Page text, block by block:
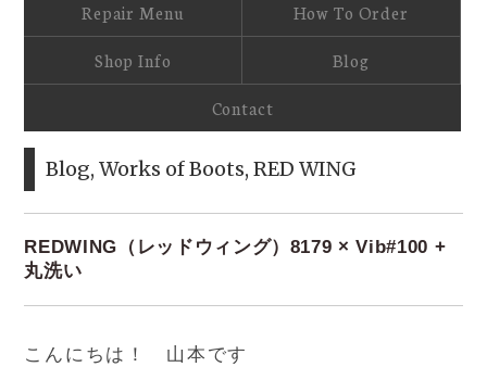
Repair Menu How To Order
Shop Info Blog
Contact
Blog,Works of Boots,RED WING
REDWING（レッドウィング）8179 × Vib#100 +
丸洗い
こんにちは！ 山本です